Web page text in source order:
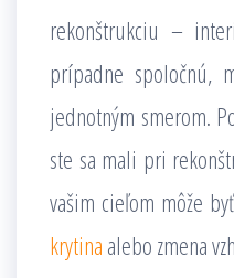
rekonštrukciu –
prípadne spoločnú,
jednotným smerom.
ste sa mali pri
vašim cieľom môže
krytina alebo zmena